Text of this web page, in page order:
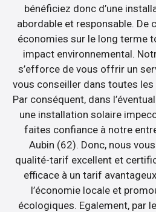
bénéficiez donc d’une
abordable et responsable. De
économies sur le long terme
impact environnemental.
s’efforce de vous offrir un
vous conseiller dans toutes
Par conséquent, dans
une installation solaire
faites confiance à notre
Aubin (62). Donc, nous
qualité-tarif excellent et
efficace à un tarif
l’économie locale et
écologiques. Egalement, par